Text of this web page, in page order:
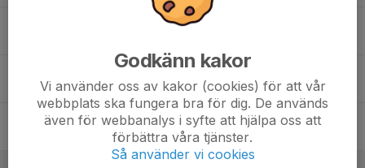
Godkänn kakor
Vi använder oss av kakor (cookies) för att vår
webbplats ska fungera bra för dig. De används
även för webbanalys i syfte att hjälpa oss att
förbättra våra tjänster.
Så använder vi cookies